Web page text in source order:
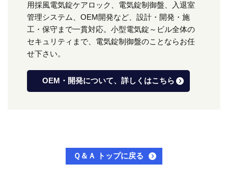
用採風電気錠ケアロック、電気錠制御盤、入退室
管理システム、OEM開発など、設計・開発・施
工・保守まで一貫対応。小型電気錠～ビル全体の
セキュリティまで、電気錠制御盤のことならお任
せ下さい。
OEM・開発について、詳しくはこちら
Ｑ＆Ａ トップに戻る